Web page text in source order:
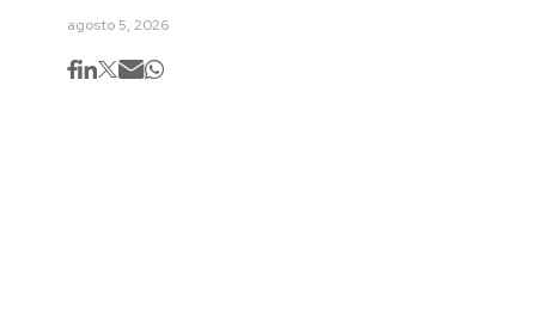
agosto 5, 2026